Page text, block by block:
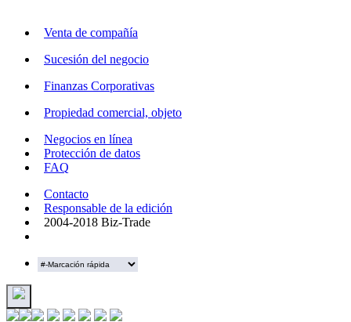
Venta de compañía
Sucesión del negocio
Finanzas Corporativas
Propiedad comercial, objeto
Negocios en línea
Protección de datos
FAQ
Contacto
Responsable de la edición
2004-2018 Biz-Trade